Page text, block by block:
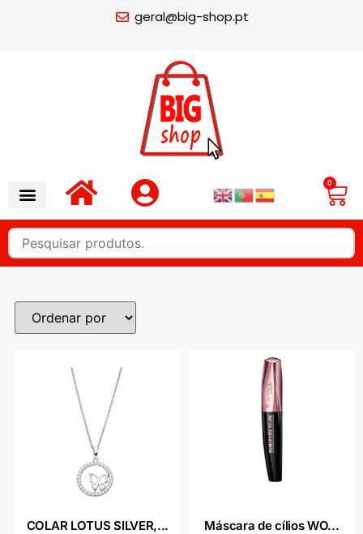
geral@big-shop.pt
0
COLAR LOTUS SILVER,... Máscara de cílios WO...